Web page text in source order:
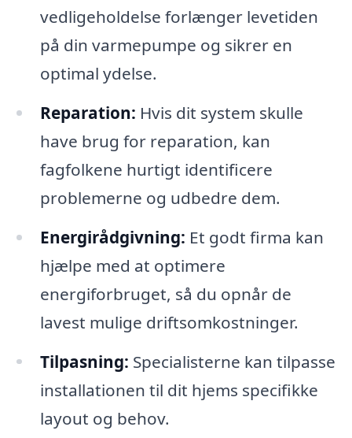
vedligeholdelse forlænger levetiden
på din varmepumpe og sikrer en
optimal ydelse.
Reparation: Hvis dit system skulle
have brug for reparation, kan
fagfolkene hurtigt identificere
problemerne og udbedre dem.
Energirådgivning: Et godt firma kan
hjælpe med at optimere
energiforbruget, så du opnår de
lavest mulige driftsomkostninger.
Tilpasning: Specialisterne kan tilpasse
installationen til dit hjems specifikke
layout og behov.